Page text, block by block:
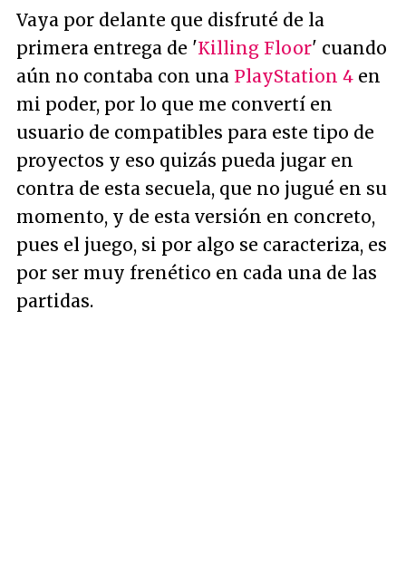
Vaya por delante que disfruté de la
primera entrega de 'Killing Floor' cuando
aún no contaba con una PlayStation 4 en
mi poder, por lo que me convertí en
usuario de compatibles para este tipo de
proyectos y eso quizás pueda jugar en
contra de esta secuela, que no jugué en su
momento, y de esta versión en concreto,
pues el juego, si por algo se caracteriza, es
por ser muy frenético en cada una de las
partidas.